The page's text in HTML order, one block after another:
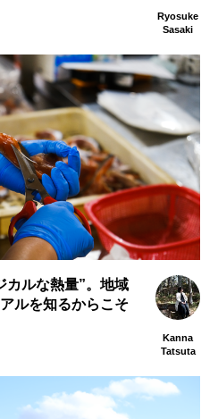
Ryosuke
Sasaki
カルな熱量”。地域
ルを知るからこそ
Kanna
Tatsuta